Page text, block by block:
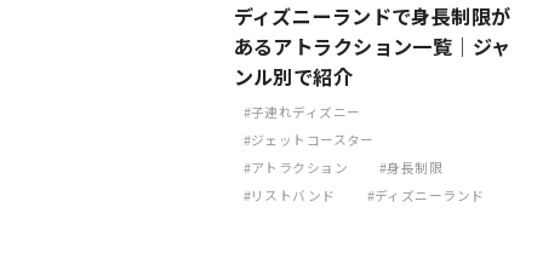
ディズニーランドで身長制限が
あるアトラクション一覧｜ジャ
ンル別で紹介
子連れディズニー
ジェットコースター
アトラクション
身長制限
リストバンド
ディズニーランド